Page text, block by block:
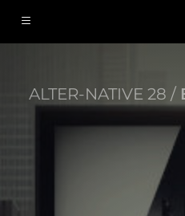
ALTER-NATIVE 28 /